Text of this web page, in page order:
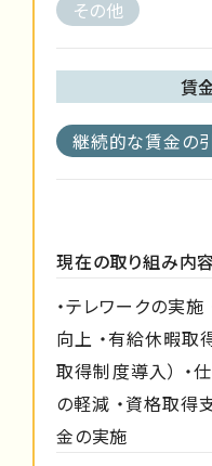
その他
賃
継続的な賃金の
現在の取り組み内容
・テレワークの実
向上 ・有給休暇取
取得制度導入） ・
の軽減 ・資格取得
金の実施